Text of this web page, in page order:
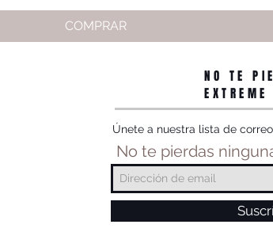
COMPRAR
NO TE
Únete a nuestra lista de correo
No te pierdas